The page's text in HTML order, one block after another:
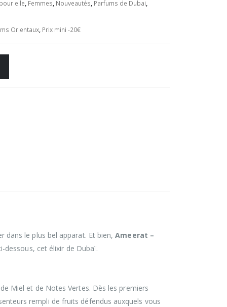
elle, Femmes, Nouveautés, Parfums de Dubai,
Orientaux, Prix mini -20€
dans le plus bel apparat. Et bien,Ameerat –
dessous, cet élixir de Dubaï.
Miel et de Notes Vertes. Dès les premiers
rempli de fruits défendus auxquels vous